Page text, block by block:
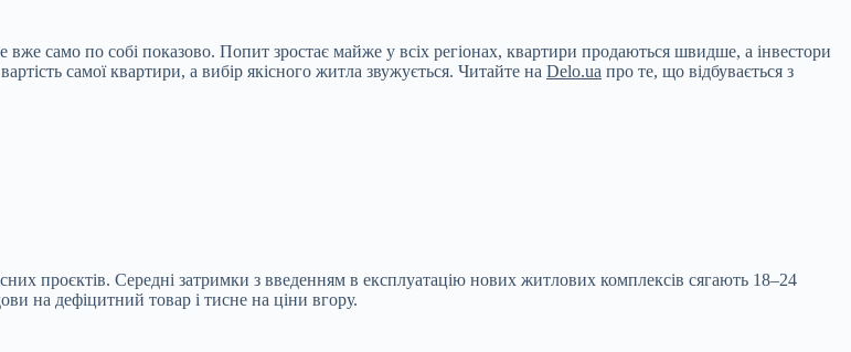
вже само по собі показово. Попит зростає майже у всіх регіонах, квартири продаються швидше, а інвестори
самої квартири, а вибір якісного житла звужується. Читайте на Delo.ua про те, що відбувається з
проєктів. Середні затримки з введенням в експлуатацію нових житлових комплексів сягають 18–24
на дефіцитний товар і тисне на ціни вгору.